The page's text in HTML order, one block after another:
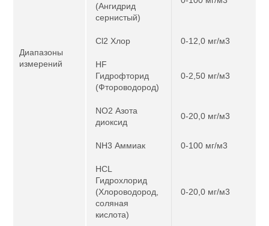
Диапазоны
измерений
(Ангидрид
сернистый)
Cl2 Хлор 0-12,0 мг/м3
HF
Гидрофторид
(Фтороводород)
0-2,50 мг/м3
NO2 Азота
диоксид
0-20,0 мг/м3
NH3 Аммиак 0-100 мг/м3
HCL
Гидрохлорид
(Хлороводород,
соляная
кислота)
0-20,0 мг/м3